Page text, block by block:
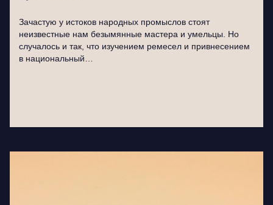
Зачастую у истоков народных промыслов стоят
неизвестные нам безымянные мастера и умельцы. Но
случалось и так, что изучением ремесел и привнесением
в национальный…